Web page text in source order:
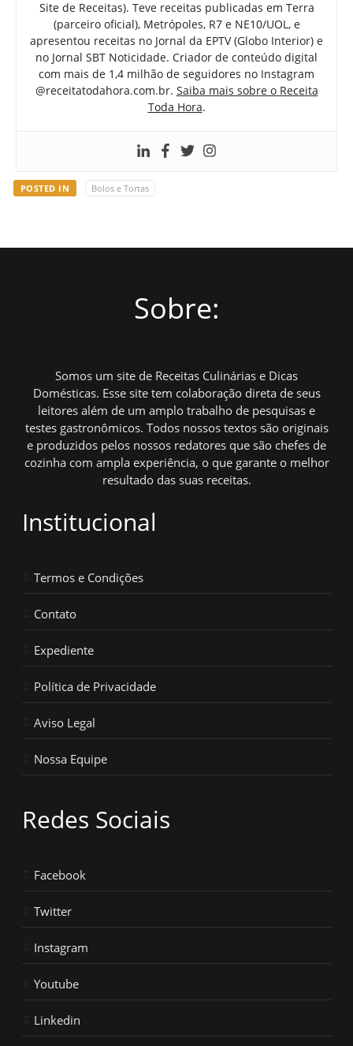
Site de Receitas). Teve receitas publicadas em Terra
(parceiro oficial), Metrópoles, R7 e NE10/UOL, e
apresentou receitas no Jornal da EPTV (Globo Interior) e
no Jornal SBT Noticidade. Criador de conteúdo digital
com mais de 1,4 milhão de seguidores no Instagram
@receitatodahora.com.br. Saiba mais sobre o Receita
Toda Hora.
POSTED IN Bolos e Tortas
Sobre:
Somos um site de Receitas Culinárias e Dicas
Domésticas. Esse site tem colaboração direta de seus
leitores além de um amplo trabalho de pesquisas e
testes gastronômicos. Todos nossos textos são originais
e produzidos pelos nossos redatores que são chefes de
cozinha com ampla experiência, o que garante o melhor
resultado das suas receitas.
Institucional
Termos e Condições
Contato
Expediente
Política de Privacidade
Aviso Legal
Nossa Equipe
Redes Sociais
Facebook
Twitter
Instagram
Youtube
Linkedin